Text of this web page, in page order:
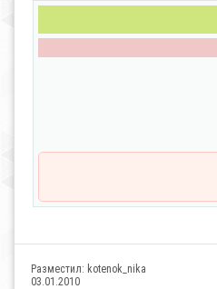
Разместил: kotenok_nika
03.01.2010